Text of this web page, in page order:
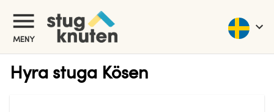
MENY
Hyra stuga Kösen